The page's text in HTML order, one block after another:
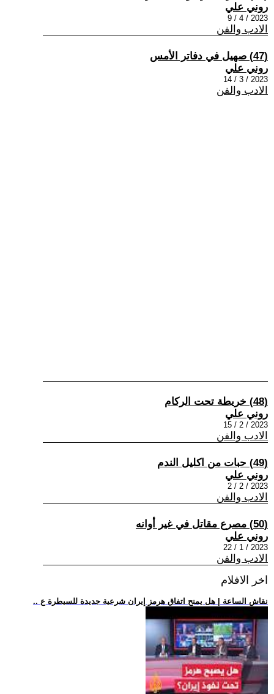
روني علي
2023 / 4 / 9
الادب والفن
(47) صهيل في دفاتر الأمس
روني علي
2023 / 3 / 14
الادب والفن
(48) خريطة تحت الركام
روني علي
2023 / 2 / 15
الادب والفن
(49) حبات من اكليل الندم
روني علي
2023 / 2 / 2
الادب والفن
(50) مصرع مقاتل في غير أوانه
روني علي
2023 / 1 / 22
الادب والفن
اخر الافلام
.. نقاش الساعة | هل يمنح اتفاق هرمز إيران شرعية جديدة للسيطرة ع